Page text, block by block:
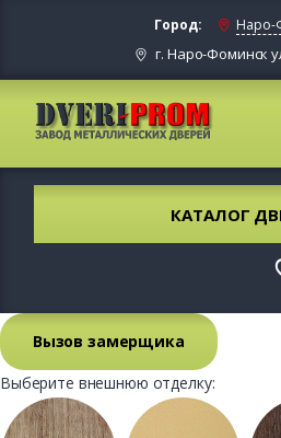
Город: Наро-
г. Наро-Фоминск
КАТАЛОГ
Вызов замерщика
Выберите внешнюю отделку: